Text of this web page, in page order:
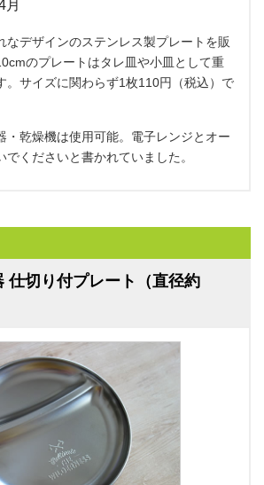
月
なデザインのステンレス製プレートを販
のプレートはタレ皿や小皿として重
。サイズに関わらず1枚110円（税込）で
・乾燥機は使用可能。電子レンジとオー
でくださいと書かれていました。
仕切り付プレート（直径約